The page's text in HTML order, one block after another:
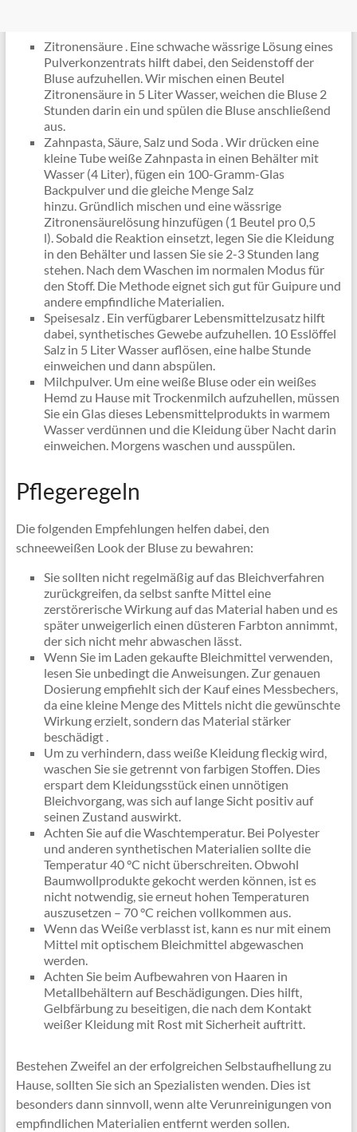
Zitronensäure . Eine schwache wässrige Lösung eines
Pulverkonzentrats hilft dabei, den Seidenstoff der
Bluse aufzuhellen. Wir mischen einen Beutel
Zitronensäure in 5 Liter Wasser, weichen die Bluse 2
Stunden darin ein und spülen die Bluse anschließend
aus.
Zahnpasta, Säure, Salz und Soda . Wir drücken eine
kleine Tube weiße Zahnpasta in einen Behälter mit
Wasser (4 Liter), fügen ein 100-Gramm-Glas
Backpulver und die gleiche Menge Salz
hinzu. Gründlich mischen und eine wässrige
Zitronensäurelösung hinzufügen (1 Beutel pro 0,5
l). Sobald die Reaktion einsetzt, legen Sie die Kleidung
in den Behälter und lassen Sie sie 2-3 Stunden lang
stehen. Nach dem Waschen im normalen Modus für
den Stoff. Die Methode eignet sich gut für Guipure und
andere empfindliche Materialien.
Speisesalz . Ein verfügbarer Lebensmittelzusatz hilft
dabei, synthetisches Gewebe aufzuhellen. 10 Esslöffel
Salz in 5 Liter Wasser auflösen, eine halbe Stunde
einweichen und dann abspülen.
Milchpulver. Um eine weiße Bluse oder ein weißes
Hemd zu Hause mit Trockenmilch aufzuhellen, müssen
Sie ein Glas dieses Lebensmittelprodukts in warmem
Wasser verdünnen und die Kleidung über Nacht darin
einweichen. Morgens waschen und ausspülen.
Pflegeregeln
Die folgenden Empfehlungen helfen dabei, den
schneeweißen Look der Bluse zu bewahren:
Sie sollten nicht regelmäßig auf das Bleichverfahren
zurückgreifen, da selbst sanfte Mittel eine
zerstörerische Wirkung auf das Material haben und es
später unweigerlich einen düsteren Farbton annimmt,
der sich nicht mehr abwaschen lässt.
Wenn Sie im Laden gekaufte Bleichmittel verwenden,
lesen Sie unbedingt die Anweisungen. Zur genauen
Dosierung empfiehlt sich der Kauf eines Messbechers,
da eine kleine Menge des Mittels nicht die gewünschte
Wirkung erzielt, sondern das Material stärker
beschädigt .
Um zu verhindern, dass weiße Kleidung fleckig wird,
waschen Sie sie getrennt von farbigen Stoffen. Dies
erspart dem Kleidungsstück einen unnötigen
Bleichvorgang, was sich auf lange Sicht positiv auf
seinen Zustand auswirkt.
Achten Sie auf die Waschtemperatur. Bei Polyester
und anderen synthetischen Materialien sollte die
Temperatur 40 °C nicht überschreiten. Obwohl
Baumwollprodukte gekocht werden können, ist es
nicht notwendig, sie erneut hohen Temperaturen
auszusetzen – 70 °C reichen vollkommen aus.
Wenn das Weiße verblasst ist, kann es nur mit einem
Mittel mit optischem Bleichmittel abgewaschen
werden.
Achten Sie beim Aufbewahren von Haaren in
Metallbehältern auf Beschädigungen. Dies hilft,
Gelbfärbung zu beseitigen, die nach dem Kontakt
weißer Kleidung mit Rost mit Sicherheit auftritt.
Bestehen Zweifel an der erfolgreichen Selbstaufhellung zu
Hause, sollten Sie sich an Spezialisten wenden. Dies ist
besonders dann sinnvoll, wenn alte Verunreinigungen von
empfindlichen Materialien entfernt werden sollen.